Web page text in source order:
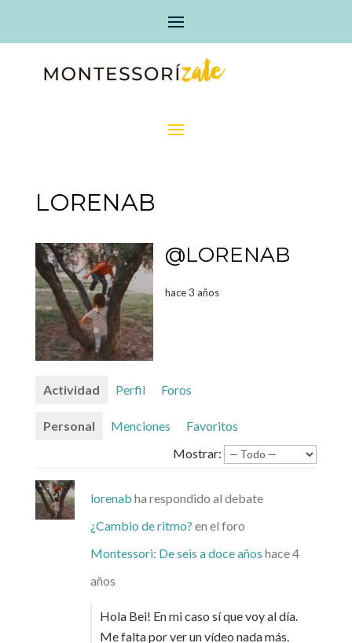
LORENAB
@LORENAB
hace 3 años
Actividad Perfil Foros
Personal Menciones
Favoritos
Mostrar:
lorenab ha respondido al debate
¿Cambio de ritmo? en el foro
Montessori: De seis a doce años hace 4
años
Hola Bei! En mi caso sí que voy al día.
Me falta por ver un vídeo nada más.